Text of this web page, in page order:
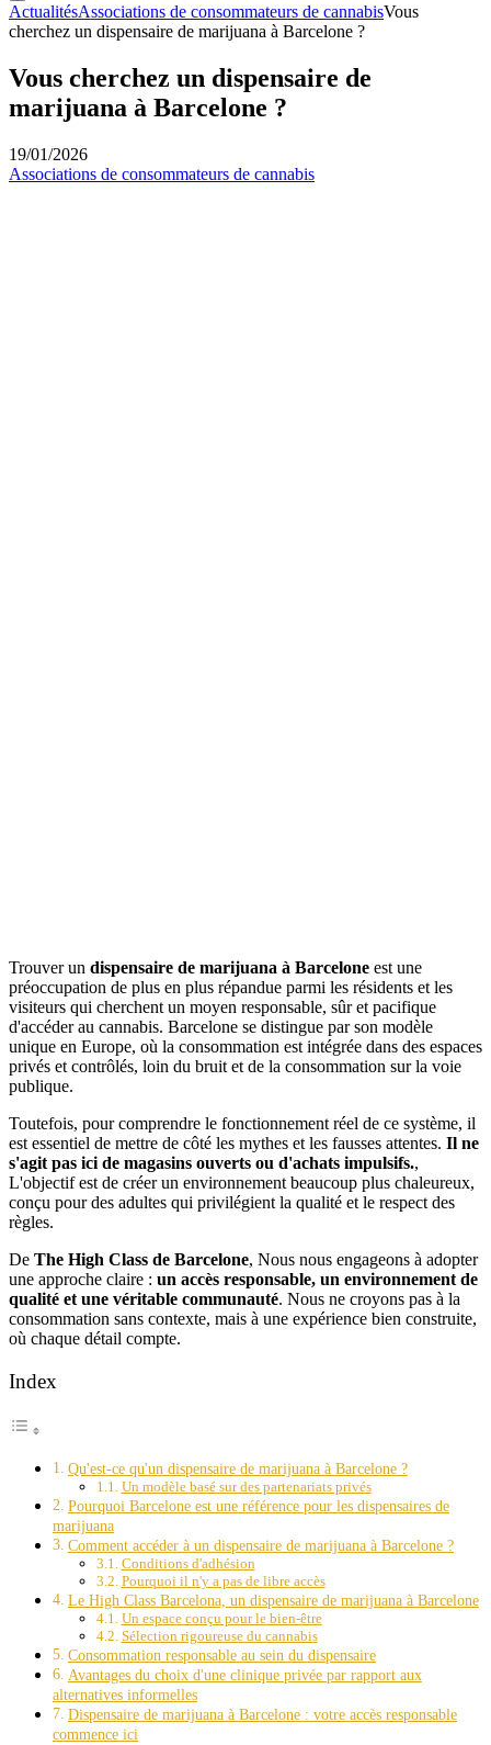
ActualitésAssociations de consommateurs de cannabisVous
cherchez un dispensaire de marijuana à Barcelone ?
Vous cherchez un dispensaire de
marijuana à Barcelone ?
19/01/2026
Associations de consommateurs de cannabis
Trouver un dispensaire de marijuana à Barcelone est une
préoccupation de plus en plus répandue parmi les résidents et les
visiteurs qui cherchent un moyen responsable, sûr et pacifique
d'accéder au cannabis. Barcelone se distingue par son modèle
unique en Europe, où la consommation est intégrée dans des espaces
privés et contrôlés, loin du bruit et de la consommation sur la voie
publique.
Toutefois, pour comprendre le fonctionnement réel de ce système, il
est essentiel de mettre de côté les mythes et les fausses attentes. Il ne
s'agit pas ici de magasins ouverts ou d'achats impulsifs.,
L'objectif est de créer un environnement beaucoup plus chaleureux,
conçu pour des adultes qui privilégient la qualité et le respect des
règles.
De The High Class de Barcelone, Nous nous engageons à adopter
une approche claire : un accès responsable, un environnement de
qualité et une véritable communauté. Nous ne croyons pas à la
consommation sans contexte, mais à une expérience bien construite,
où chaque détail compte.
Index
Qu'est-ce qu'un dispensaire de marijuana à Barcelone ?
Un modèle basé sur des partenariats privés
Pourquoi Barcelone est une référence pour les dispensaires de
marijuana
Comment accéder à un dispensaire de marijuana à Barcelone ?
Conditions d'adhésion
Pourquoi il n'y a pas de libre accès
Le High Class Barcelona, un dispensaire de marijuana à Barcelone
Un espace conçu pour le bien-être
Sélection rigoureuse du cannabis
Consommation responsable au sein du dispensaire
Avantages du choix d'une clinique privée par rapport aux
alternatives informelles
Dispensaire de marijuana à Barcelone : votre accès responsable
commence ici